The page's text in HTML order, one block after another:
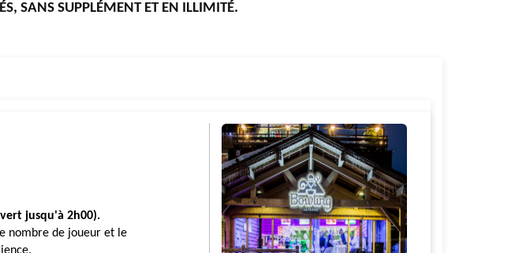
SANS SUPPLÉMENT ET EN ILLIMITÉ.
jusqu'à 2h00).
nombre de joueur et le